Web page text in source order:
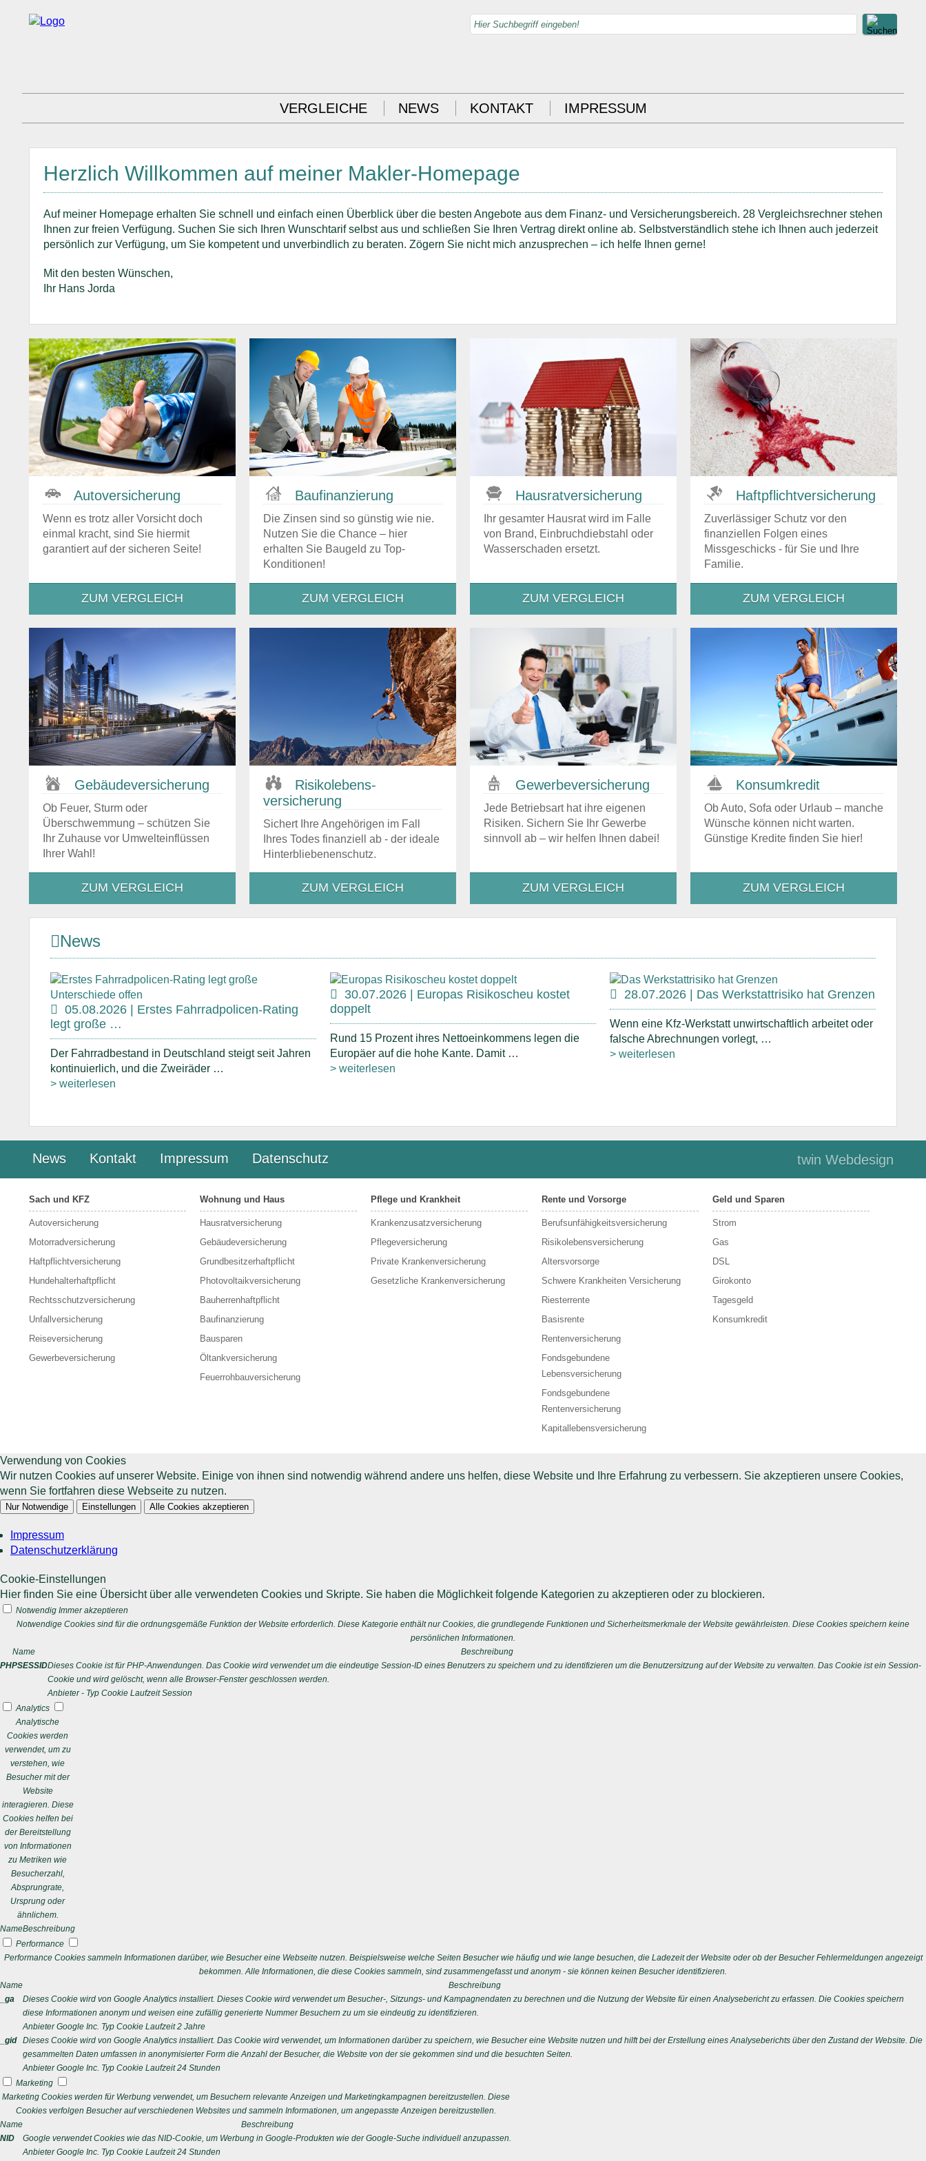
VERGLEICHE NEWS KONTAKT IMPRESSUM
Herzlich Willkommen auf meiner Makler-Homepage
Auf meiner Homepage erhalten Sie schnell und einfach einen Überblick über die besten Angebote aus dem Finanz- und Versicherungsbereich. 28 Vergleichsrechner stehen
Ihnen zur freien Verfügung. Suchen Sie sich Ihren Wunschtarif selbst aus und schließen Sie Ihren Vertrag direkt online ab. Selbstverständlich stehe ich Ihnen auch jederzeit
persönlich zur Verfügung, um Sie kompetent und unverbindlich zu beraten. Zögern Sie nicht mich anzusprechen – ich helfe Ihnen gerne!
Mit den besten Wünschen,
Ihr Hans Jorda
Auto­versicherung
Wenn es trotz aller Vorsicht doch
einmal kracht, sind Sie hiermit
garantiert auf der sicheren Seite!
ZUM VERGLEICH
Bau­finanzierung
Die Zinsen sind so günstig wie nie.
Nutzen Sie die Chance – hier
erhalten Sie Baugeld zu Top-
Konditionen!
ZUM VERGLEICH
Hausrat­versicherung
Ihr gesamter Hausrat wird im Falle
von Brand, Einbruchdiebstahl oder
Wasserschaden ersetzt.
ZUM VERGLEICH
Haftpflicht­versicherung
Zuverlässiger Schutz vor den
finanziellen Folgen eines
Missgeschicks - für Sie und Ihre
Familie.
ZUM VERGLEICH
Gebäude­versicherung
Ob Feuer, Sturm oder
Überschwemmung – schützen Sie
Ihr Zuhause vor Umwelteinflüssen
Ihrer Wahl!
ZUM VERGLEICH
Risiko­lebens­
versicherung
Sichert Ihre Angehörigen im Fall
Ihres Todes finanziell ab - der ideale
Hinterbliebenenschutz.
ZUM VERGLEICH
Gewerbe­versicherung
Jede Betriebsart hat ihre eigenen
Risiken. Sichern Sie Ihr Gewerbe
sinnvoll ab – wir helfen Ihnen dabei!
ZUM VERGLEICH
Konsumkredit
Ob Auto, Sofa oder Urlaub – manche
Wünsche können nicht warten.
Günstige Kredite finden Sie hier!
ZUM VERGLEICH
News
05.08.2026 | Erstes Fahrradpolicen-Rating
legt große …
Der Fahrradbestand in Deutschland steigt seit Jahren
kontinuierlich, und die Zweiräder …
> weiterlesen
30.07.2026 | Europas Risikoscheu kostet
doppelt
Rund 15 Prozent ihres Nettoeinkommens legen die
Europäer auf die hohe Kante. Damit …
> weiterlesen
28.07.2026 | Das Werkstattrisiko hat Grenzen
Wenn eine Kfz-Werkstatt unwirtschaftlich arbeitet oder
falsche Abrechnungen vorlegt, …
> weiterlesen
News Kontakt Impressum Datenschutz twin Webdesign
Sach und KFZ
Autoversicherung
Motorradversicherung
Haftpflichtversicherung
Hundehalterhaftpflicht
Rechtsschutzversicherung
Unfallversicherung
Reiseversicherung
Gewerbeversicherung
Wohnung und Haus
Hausratversicherung
Gebäudeversicherung
Grundbesitzerhaftpflicht
Photovoltaikversicherung
Bauherrenhaftpflicht
Baufinanzierung
Bausparen
Öltankversicherung
Feuerrohbauversicherung
Pflege und Krankheit
Krankenzusatzversicherung
Pflegeversicherung
Private Krankenversicherung
Gesetzliche Krankenversicherung
Rente und Vorsorge
Berufs­unfähigkeitsversicherung
Risikolebensversicherung
Altersvorsorge
Schwere Krankheiten Versicherung
Riesterrente
Basisrente
Rentenversicherung
Fondsgebundene
Lebensversicherung
Fondsgebundene
Rentenversicherung
Kapitallebensversicherung
Geld und Sparen
Strom
Gas
DSL
Girokonto
Tagesgeld
Konsumkredit
Verwendung von Cookies
Wir nutzen Cookies auf unserer Website. Einige von ihnen sind notwendig während andere uns helfen, diese Website und Ihre Erfahrung zu verbessern. Sie akzeptieren unsere Cookies,
wenn Sie fortfahren diese Webseite zu nutzen.
Nur Notwendige Einstellungen Alle Cookies akzeptieren
Impressum
Datenschutzerklärung
Cookie-Einstellungen
Hier finden Sie eine Übersicht über alle verwendeten Cookies und Skripte. Sie haben die Möglichkeit folgende Kategorien zu akzeptieren oder zu blockieren.
Notwendig Immer akzeptieren
Notwendige Cookies sind für die ordnungsgemäße Funktion der Website erforderlich. Diese Kategorie enthält nur Cookies, die grundlegende Funktionen und Sicherheitsmerkmale der Website gewährleisten. Diese Cookies speichern keine
persönlichen Informationen.
Name
Beschreibung
PHPSESSIDDieses Cookie ist für PHP-Anwendungen. Das Cookie wird verwendet um die eindeutige Session-ID eines Benutzers zu speichern und zu identifizieren um die Benutzersitzung auf der Website zu verwalten. Das Cookie ist ein Session-
Cookie und wird gelöscht, wenn alle Browser-Fenster geschlossen werden.
Anbieter - Typ Cookie Laufzeit Session
Analytics
Analytische
Cookies werden
verwendet, um zu
verstehen, wie
Besucher mit der
Website
interagieren. Diese
Cookies helfen bei
der Bereitstellung
von Informationen
zu Metriken wie
Besucherzahl,
Absprungrate,
Ursprung oder
ähnlichem.
NameBeschreibung
Performance
Performance Cookies sammeln Informationen darüber, wie Besucher eine Webseite nutzen. Beispielsweise welche Seiten Besucher wie häufig und wie lange besuchen, die Ladezeit der Website oder ob der Besucher Fehlermeldungen angezeigt
bekommen. Alle Informationen, die diese Cookies sammeln, sind zusammengefasst und anonym - sie können keinen Besucher identifizieren.
Name
Beschreibung
_ga
Dieses Cookie wird von Google Analytics installiert. Dieses Cookie wird verwendet um Besucher-, Sitzungs- und Kampagnendaten zu berechnen und die Nutzung der Website für einen Analysebericht zu erfassen. Die Cookies speichern
diese Informationen anonym und weisen eine zufällig generierte Nummer Besuchern zu um sie eindeutig zu identifizieren.
Anbieter Google Inc. Typ Cookie Laufzeit 2 Jahre
_gid
Dieses Cookie wird von Google Analytics installiert. Das Cookie wird verwendet, um Informationen darüber zu speichern, wie Besucher eine Website nutzen und hilft bei der Erstellung eines Analyseberichts über den Zustand der Website. Die
gesammelten Daten umfassen in anonymisierter Form die Anzahl der Besucher, die Website von der sie gekommen sind und die besuchten Seiten.
Anbieter Google Inc. Typ Cookie Laufzeit 24 Stunden
Marketing
Marketing Cookies werden für Werbung verwendet, um Besuchern relevante Anzeigen und Marketingkampagnen bereitzustellen. Diese
Cookies verfolgen Besucher auf verschiedenen Websites und sammeln Informationen, um angepasste Anzeigen bereitzustellen.
Name
Beschreibung
NID
Google verwendet Cookies wie das NID-Cookie, um Werbung in Google-Produkten wie der Google-Suche individuell anzupassen.
Anbieter Google Inc. Typ Cookie Laufzeit 24 Stunden